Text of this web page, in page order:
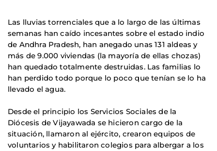
Las lluvias torrenciales que a lo largo de las últimas
semanas han caído incesantes sobre el estado indio
de Andhra Pradesh, han anegado unas 131 aldeas y
más de 9.000 viviendas (la mayoría de ellas chozas)
han quedado totalmente destruidas. Las familias lo
han perdido todo porque lo poco que tenían se lo ha
llevado el agua.
Desde el principio los Servicios Sociales de la
Diócesis de Vijayawada se hicieron cargo de la
situación, llamaron al ejército, crearon equipos de
voluntarios y habilitaron colegios para albergar a los